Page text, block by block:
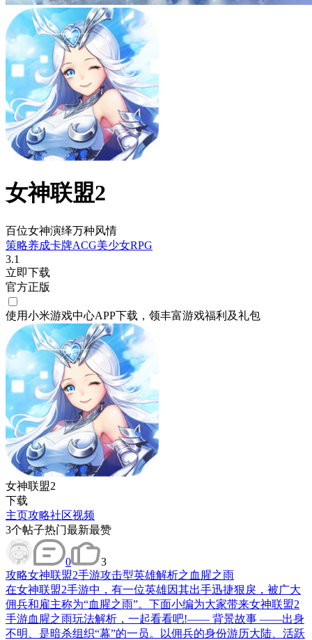
女神联盟2
百位女神演绎万种风情
策略养成卡牌ACG美少女RPG
3.1
立即下载
官方正版
使用小米游戏中心APP下载 ，领丰富游戏福利 及礼包
女神联盟2
下载
主页攻略社区视频
3个帖子热门最新最赞
0
3
攻略女神联盟2手游攻击型英雄解析之血腥之雨
在女神联盟2手游中，有一位英雄因其出手迅捷狠戾，被广大
佣兵和雇主称为“血腥之雨”。下面小编为大家带来女神联盟2
手游血腥之雨玩法解析，一起看看吧!—— 背景故事 ——出身
不明、是暗杀组织“幕”的一员。以佣兵的身份游历大陆、活跃